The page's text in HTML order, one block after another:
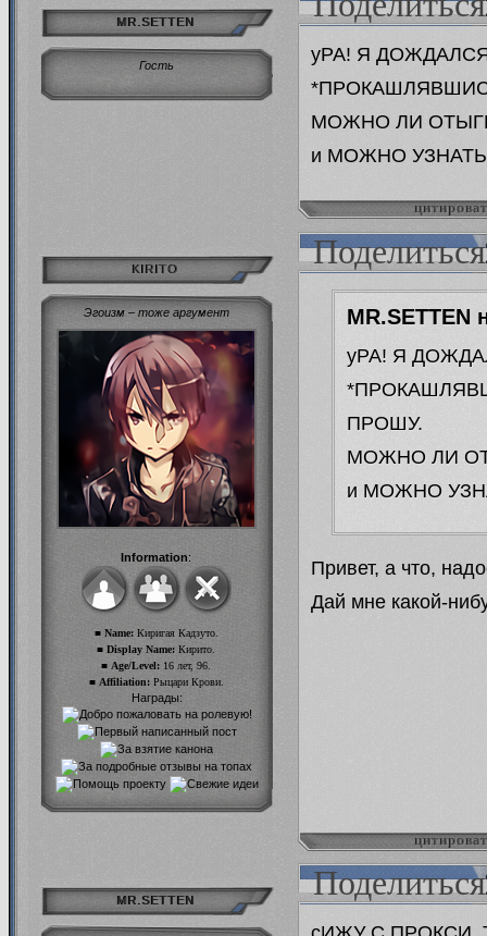
MR.SETTEN
Гость
уРА! Я
МОЖНО ЛИ
и МОЖНО
Поделиться
KIRITO
Эгоизм – тоже аргумент
Information:
■ Name:Киригая Кадзуто.
■ Display Name: Кирито.
■ Age/Level: 16 лет, 96.
■ Affiliation:Рыцари Крови.
Награды:
MR.SETTEN
уРА! Я
ПРОШУ.
МОЖНО ЛИ
и МОЖНО
Привет, а что,
Дай мне какой-
Поделиться
MR.SETTEN